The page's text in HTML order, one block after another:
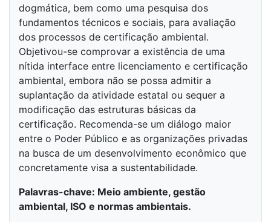
dogmática, bem como uma pesquisa dos
fundamentos técnicos e sociais, para avaliação
dos processos de certificação ambiental.
Objetivou-se comprovar a existência de uma
nítida interface entre licenciamento e certificação
ambiental, embora não se possa admitir a
suplantação da atividade estatal ou sequer a
modificação das estruturas básicas da
certificação. Recomenda-se um diálogo maior
entre o Poder Público e as organizações privadas
na busca de um desenvolvimento econômico que
concretamente visa a sustentabilidade.
Palavras-chave: Meio ambiente, gestão
ambiental, ISO e normas ambientais.